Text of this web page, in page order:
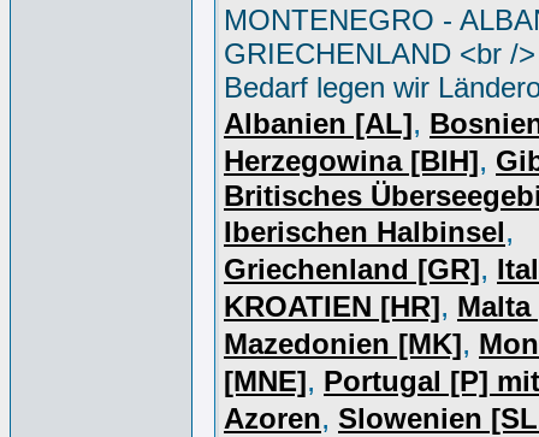
MONTENEGRO -
GRIECHENLAND <br /
Bedarf legen wir
Albanien [AL],
Herzegowina [BIH],
Britisches
Iberischen Halbinsel,
Griechenland [GR],
KROATIEN [HR], Malta
Mazedonien [MK],
[MNE], Portugal [P]
Azoren, Slowenien